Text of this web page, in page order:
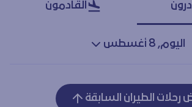
القادمون
اليوم, 8 أغسطس
رحلات الطيران السابقة